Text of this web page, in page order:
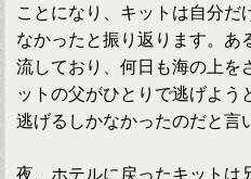
ことになり、キットは自分だ
なかったと振り返ります。あ
流しており、何日も海の上
ットの父がひとりで逃げよう
逃げるしかなかったのだと言
夜、ホテルに戻ったキットは